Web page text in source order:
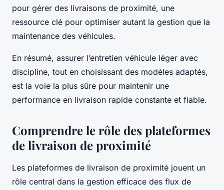
pour gérer des livraisons de proximité, une
ressource clé pour optimiser autant la gestion que la
maintenance des véhicules.
En résumé, assurer l’entretien véhicule léger avec
discipline, tout en choisissant des modèles adaptés,
est la voie la plus sûre pour maintenir une
performance en livraison rapide constante et fiable.
Comprendre le rôle des plateformes
de livraison de proximité
Les plateformes de livraison de proximité jouent un
rôle central dans la gestion efficace des flux de